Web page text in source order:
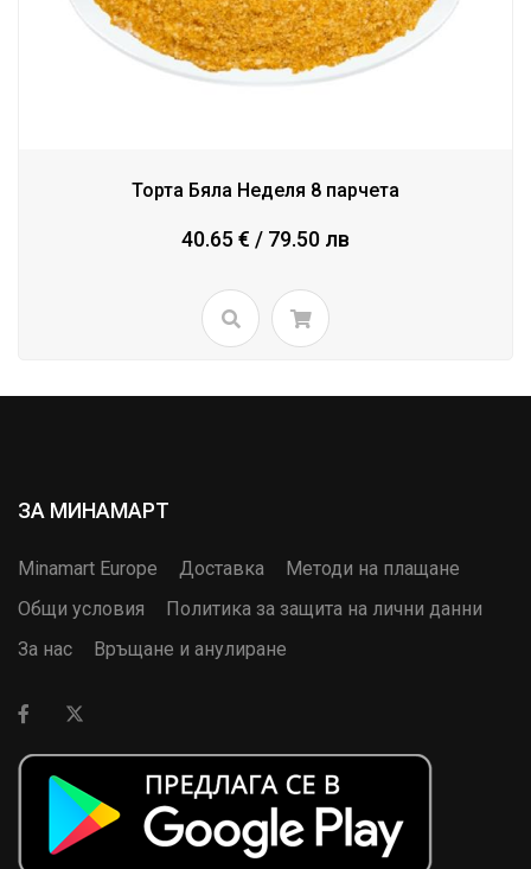
Торта Бяла Неделя 8 парчета
40.65 € / 79.50 лв
ЗА МИНАМАРТ
Minamart Europe Доставка
Методи на плащане
Общи условия
Политика за защита на лични данни
За нас
Връщане и анулиране